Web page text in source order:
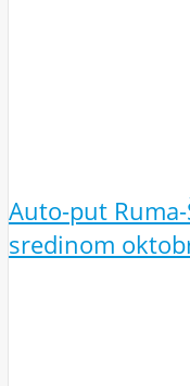
Auto-put
sredinom